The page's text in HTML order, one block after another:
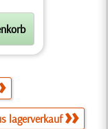
lagerverkauf